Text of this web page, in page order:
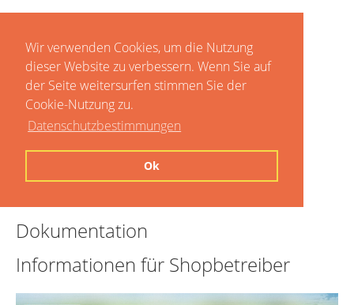
Wir verwenden Cookies, um die Nutzung
dieser Website zu verbessern. Wenn Sie auf
der Seite weitersurfen stimmen Sie der
Cookie-Nutzung zu.
Datenschutzbestimmungen
Ok
Dokumentation
Informationen für Shopbetreiber